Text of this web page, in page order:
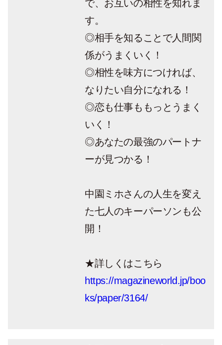
で、お互いの相性を知れま
す。
◎相手を知ることで人間関
係がうまくいく！
◎相性を味方につければ、
なりたい自分になれる！
◎恋も仕事ももっとうまく
いく！
◎あなたの最強のパートナ
ーが見つかる！
中園ミホさんの人生を変え
た七人のキーパーソンも公
開！
★詳しくはこちら
https://magazineworld.jp/boo
ks/paper/3164/